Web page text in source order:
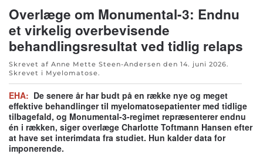
Overlæge om Monumental-3: Endnu
et virkelig overbevisende
behandlingsresultat ved tidlig relaps
Skrevet af Anne Mette Steen-Andersen den 14. juni 2026.
Skrevet i Myelomatose.
EHA: De senere år har budt på en række nye og meget
effektive behandlinger til myelomatosepatienter med tidlige
tilbagefald, og Monumental-3-regimet repræsenterer endnu
én i rækken, siger overlæge Charlotte Toftmann Hansen efter
at have set interimdata fra studiet. Hun kalder data for
imponerende.